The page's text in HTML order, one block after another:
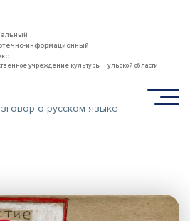
информационный
учреждение культуры Тульской области
о русском языке